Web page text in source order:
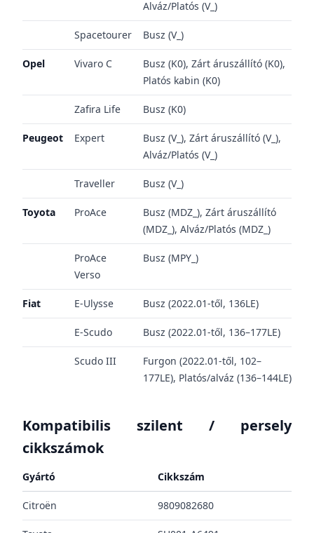
Alváz/Platós (V_)
Spacetourer Busz (V_)
Opel Vivaro C
Busz (K0), Zárt áruszállító (K0),
Platós kabin (K0)
Zafira Life Busz (K0)
Peugeot Expert
Busz (V_), Zárt áruszállító (V_),
Alváz/Platós (V_)
Traveller Busz (V_)
Toyota ProAce
Busz (MDZ_), Zárt áruszállító
(MDZ_), Alváz/Platós (MDZ_)
ProAce
Verso
Busz (MPY_)
Fiat E-Ulysse Busz (2022.01-től, 136LE)
E-Scudo Busz (2022.01-től, 136–177LE)
Scudo III
Furgon (2022.01-től, 102–
177LE), Platós/alváz (136–144LE)
Kompatibilis szilent / persely
cikkszámok
Gyártó Cikkszám
Citroën 9809082680